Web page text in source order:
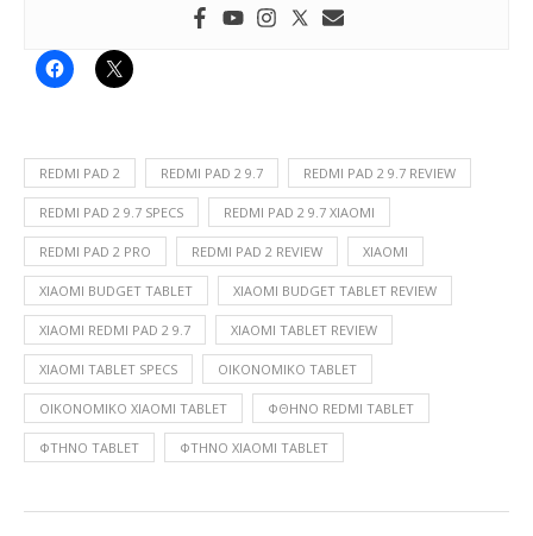
REDMI PAD 2 REDMI PAD 2 9.7 REDMI PAD 2 9.7 REVIEW
REDMI PAD 2 9.7 SPECS REDMI PAD 2 9.7 XIAOMI
REDMI PAD 2 PRO REDMI PAD 2 REVIEW XIAOMI
XIAOMI BUDGET TABLET XIAOMI BUDGET TABLET REVIEW
XIAOMI REDMI PAD 2 9.7 XIAOMI TABLET REVIEW
XIAOMI TABLET SPECS ΟΙΚΟΝΟΜΙΚΌ TABLET
ΟΙΚΟΝΟΜΙΚΌ XIAOMI TABLET ΦΘΗΝΌ REDMI TABLET
ΦΤΗΝΌ TABLET ΦΤΗΝΌ XIAOMI TABLET